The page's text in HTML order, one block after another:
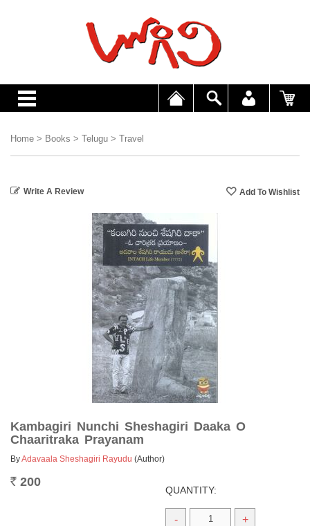
Home > Books > Telugu > Travel
Write A Review
Kambagiri Nunchi Sheshagiri Daaka O
Chaaritraka Prayanam
ByAdavaala Sheshagiri Rayudu (Author)
Rs. 200
QUANTITY:
- +